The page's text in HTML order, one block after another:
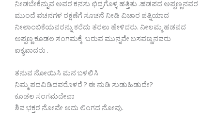
ನೀಡಬೇಕೆನ್ನುವ ಅವರ ಕನಸು ಛಿದ್ರಗೊಳ್ಳ ಹತ್ತಿತು .ಹಡಪದ ಅಪ್ಪಣ್ಣನವರ
ಮುಂದೆ ವಚನಗಳ ರಕ್ಷಣೆಗೆ ಸೂಚನೆ ನೀಡಿ ವಿಚಾರ ಪತ್ನಿಯಾದ
ನೀಲಾಂಬಿಕೆಯವರನ್ನು ಕರೆದು ತರಲು ಹೇಳಿದರು. ನೀಲಮ್ಮ ಹಡಪದ
ಅಪ್ಪಣ್ಣ ಕೂಡಲ ಸಂಗಮಕ್ಕೆ ಬರುವ ಮುನ್ನವೇ ಬಸವಣ್ಣನವರು
ಐಕ್ಯವಾದರು .
ತನುವ ನೋಯಿಸಿ ಮನ ಬಳಲಿಸಿ
ನಿಮ್ಮ ಪದವಿಡಿದವರೊಳರೆ ? ಈ ನುಡಿ ಸುಡುಹಿಡುದೇ?
ಕೂಡಲ ಸಂಗಮದೇವಾ
ಶಿವ ಭಕ್ತರ ನೋವೇ ಅದು ಲಿಂಗದ ನೋವು.